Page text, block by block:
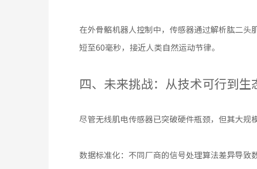
在外骨骼机器人控制中，传感器通过解析肱二
短至60毫秒，接近人类自然运动节律。
四、未来挑战：从技术可行到生
尽管无线肌电传感器已突破硬件瓶颈，但其大规
数据标准化：不同厂商的信号处理算法差异导致